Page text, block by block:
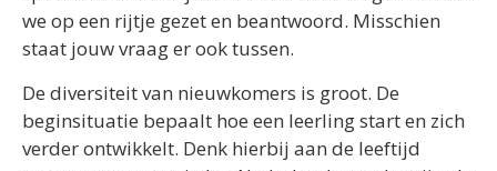
we op een rijtje gezet en beantwoord. Misschien
staat jouw vraag er ook tussen.
De diversiteit van nieuwkomers is groot. De
beginsituatie bepaalt hoe een leerling start en zich
verder ontwikkelt. Denk hierbij aan de leeftijd